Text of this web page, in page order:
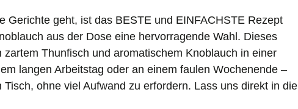
Gerichte geht, ist das BESTE und EINFACHSTE Rezept
aus der Dose eine hervorragende Wahl. Dieses
Thunfisch und aromatischem Knoblauch in einer
langen Arbeitstag oder an einem faulen Wochenende –
ohne viel Aufwand zu erfordern. Lass uns direkt in die